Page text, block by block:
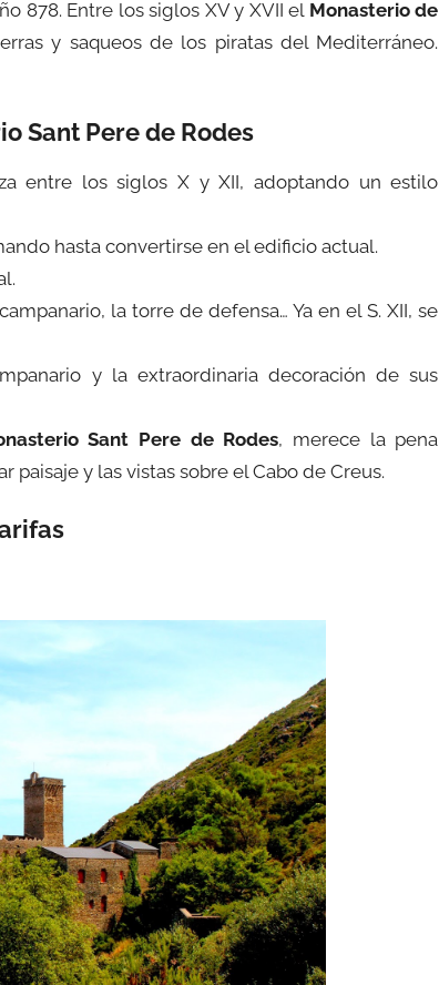
878. Entre los siglos XV y XVII el Monasterio de
y saqueos de los piratas del Mediterráneo.
Sant Pere de Rodes
entre los siglos X y XII, adoptando un estilo
hasta convertirse en el edificio actual.
la torre de defensa… Ya en el S. XII, se
y la extraordinaria decoración de sus
Sant Pere de Rodes, merece la pena
paisaje y las vistas sobre el Cabo de Creus.